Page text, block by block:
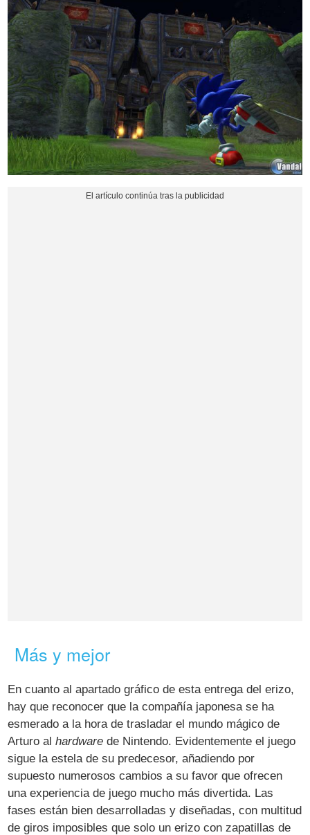
Más y mejor
En cuanto al apartado gráfico de esta entrega del erizo,
hay que reconocer que la compañía japonesa se ha
esmerado a la hora de trasladar el mundo mágico de
Arturo alhardware de Nintendo. Evidentemente el juego
sigue la estela de su predecesor, añadiendo por
supuesto numerosos cambios a su favor que ofrecen
una experiencia de juego mucho más divertida. Las
fases están bien desarrolladas y diseñadas, con multitud
de giros imposibles que solo un erizo con zapatillas de